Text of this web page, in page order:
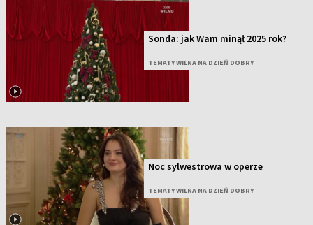
Sonda: jak Wam minął 2025 rok?
TEMATY WILNA NA DZIEŃ DOBRY
Noc sylwestrowa w operze
TEMATY WILNA NA DZIEŃ DOBRY